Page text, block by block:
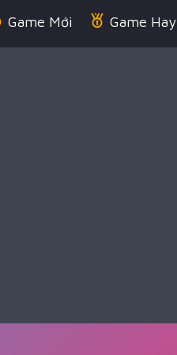
Game Mới Game Hay